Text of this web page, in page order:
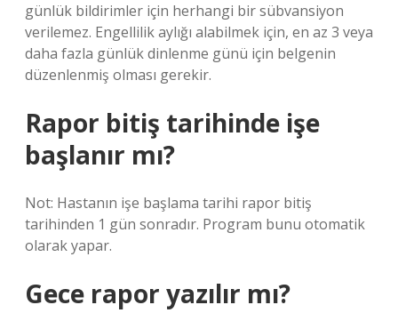
günlük bildirimler için herhangi bir sübvansiyon
verilemez. Engellilik aylığı alabilmek için, en az 3 veya
daha fazla günlük dinlenme günü için belgenin
düzenlenmiş olması gerekir.
Rapor bitiş tarihinde işe
başlanır mı?
Not: Hastanın işe başlama tarihi rapor bitiş
tarihinden 1 gün sonradır. Program bunu otomatik
olarak yapar.
Gece rapor yazılır mı?